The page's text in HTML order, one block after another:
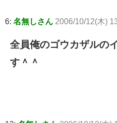
6: 名無しさん 2006/10/12(木)
全員俺のゴウカザルの
す＾＾